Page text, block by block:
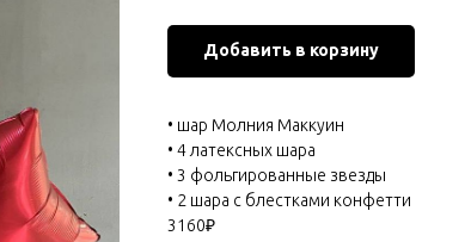
Добавить в корзину
• шар Молния Маккуин
• 4 латексных шара
• 3 фольгированные звезды
• 2 шара с блестками конфетти
3160₽